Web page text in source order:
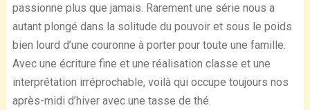
passionne plus que jamais. Rarement une série nous a
autant plongé dans la solitude du pouvoir et sous le poids
bien lourd d’une couronne à porter pour toute une famille.
Avec une écriture fine et une réalisation classe et une
interprétation irréprochable, voilà qui occupe toujours nos
après-midi d’hiver avec une tasse de thé.